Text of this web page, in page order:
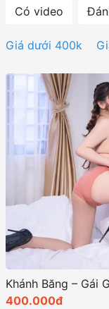
Có video
Giá dưới 400k
400.000đ